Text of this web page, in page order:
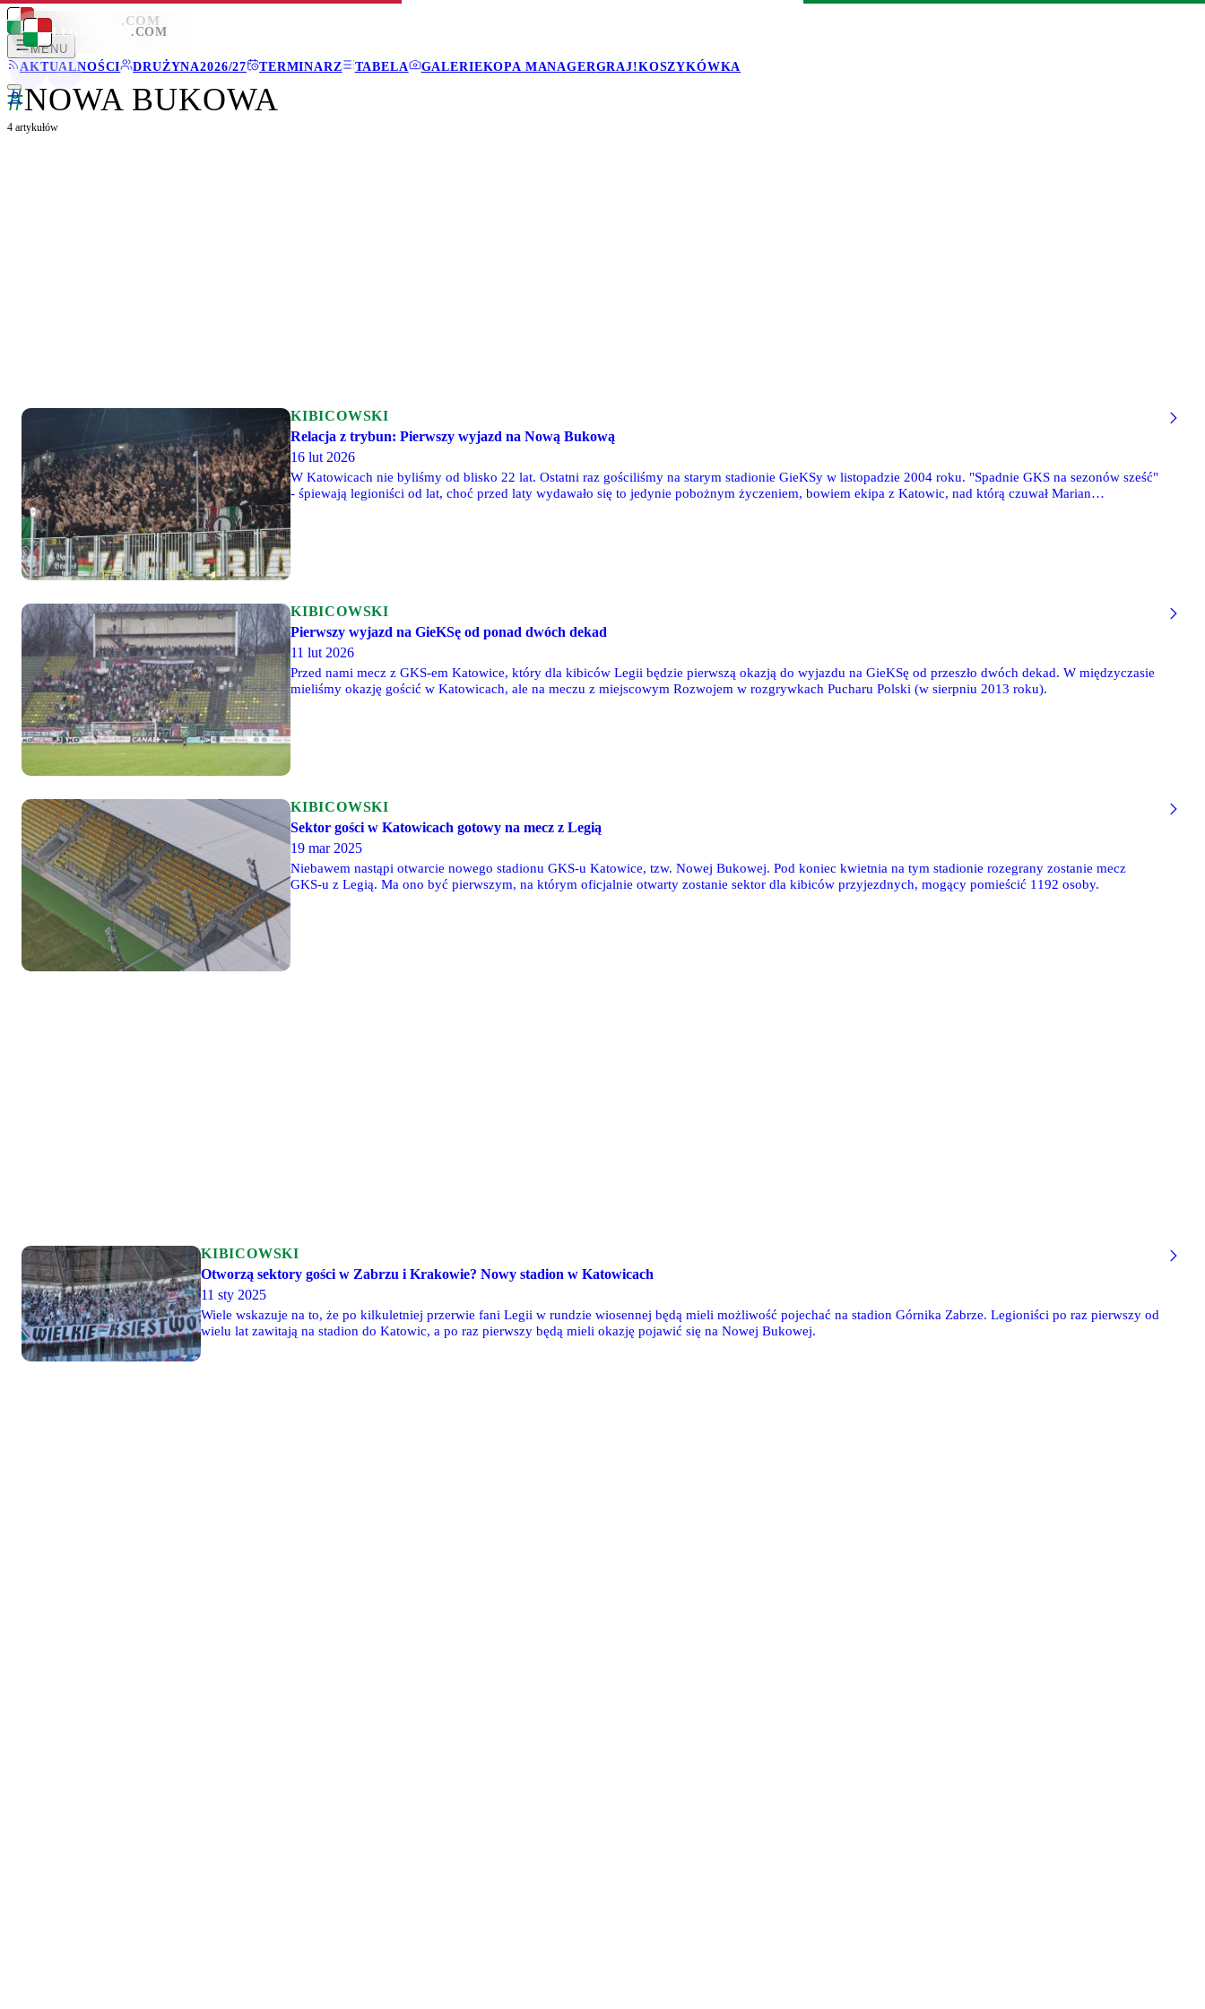
LEGIONISCI .COM
MENU
AKTUALNOŚCI
DRUŻYNA2026/27 TERMINARZ TABELA GALERIEKOPA MANAGERGRAJ!KOSZYKÓWKA
LEGIONISCI .COM
#NOWA BUKOWA
4 artykułów
KIBICOWSKI
Relacja z trybun: Pierwszy wyjazd na Nową Bukową
16 lut 2026
W Katowicach nie byliśmy od blisko 22 lat. Ostatni raz gościliśmy na starym stadionie GieKSy w listopadzie 2004 roku. "Spadnie GKS na sezonów sześć"
- śpiewają legioniści od lat, choć przed laty wydawało się to jedynie pobożnym życzeniem, bowiem ekipa z Katowic, nad którą czuwał Marian
KIBICOWSKI
Pierwszy wyjazd na GieKSę od ponad dwóch dekad
11 lut 2026
Przed nami mecz z GKS-em Katowice, który dla kibiców Legii będzie pierwszą okazją do wyjazdu na GieKSę od przeszło dwóch dekad. W międzyczasie
mieliśmy okazję gościć w Katowicach, ale na meczu z miejscowym Rozwojem w rozgrywkach Pucharu Polski (w sierpniu 2013 roku).
KIBICOWSKI
Sektor gości w Katowicach gotowy na mecz z Legią
19 mar 2025
Niebawem nastąpi otwarcie nowego stadionu GKS-u Katowice, tzw. Nowej Bukowej. Pod koniec kwietnia na tym stadionie rozegrany zostanie mecz
GKS-u z Legią. Ma ono być pierwszym, na którym oficjalnie otwarty zostanie sektor dla kibiców przyjezdnych, mogący pomieścić 1192 osoby.
KIBICOWSKI
Otworzą sektory gości w Zabrzu i Krakowie? Nowy stadion w Katowicach
11 sty 2025
Wiele wskazuje na to, że po kilkuletniej przerwie fani Legii w rundzie wiosennej będą mieli możliwość pojechać na stadion Górnika Zabrze. Legioniści po raz pierwszy od
wielu lat zawitają na stadion do Katowic, a po raz pierwszy będą mieli okazję pojawić się na Nowej Bukowej.